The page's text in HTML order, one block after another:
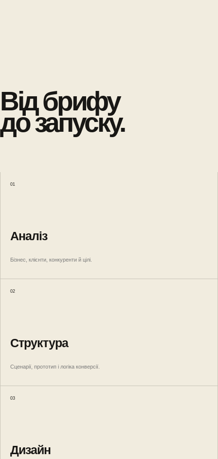
Від брифу
до запуску.
01
Аналіз
Бізнес, клієнти, конкуренти й цілі.
02
Структура
Сценарії, прототип і логіка конверсії.
03
Дизайн